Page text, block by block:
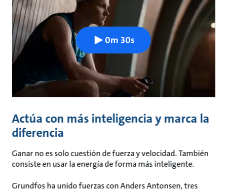
Actúa con más inteligencia y marca la
diferencia
Ganar no es solo cuestión de fuerza y velocidad. También
consiste en usar la energía de forma más inteligente.
Grundfos ha unido fuerzas con Anders Antonsen, tres
0m 30s